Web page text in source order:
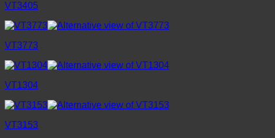
VT3405
VT3773
VT1304
VT3153